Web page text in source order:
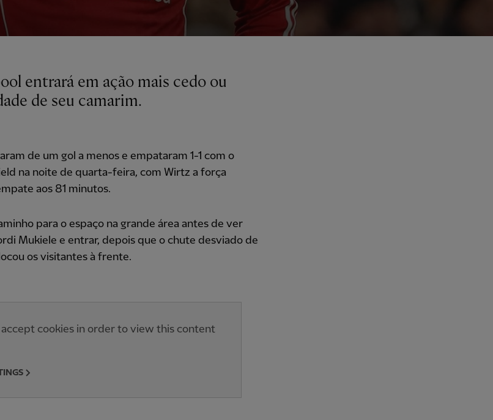
de seu camarim.
de um gol a menos e empataram 1-1 com o
na noite de quarta-feira, com Wirtz a força
aos 81 minutos.
para o espaço na grande área antes de ver
Mukiele e entrar, depois que o chute desviado de
os visitantes à frente.
accept cookies in order to view this content